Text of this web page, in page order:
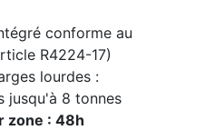
conforme au
R4224-17)
lourdes :
jusqu'à 8 tonnes
zone : 48h